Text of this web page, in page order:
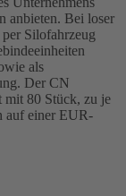
anbieten. Bei loser
Silofahrzeug
als
Der CN
mit 80 Stück, zu je
auf einer EUR-